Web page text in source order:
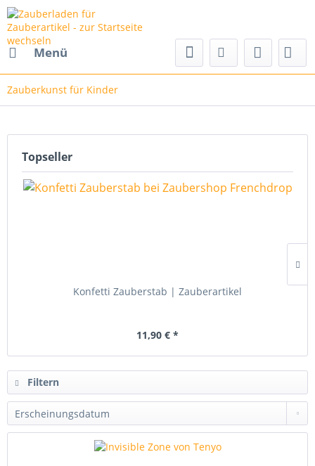
Menü
Zauberkunst für Kinder
Topseller
Konfetti Zauberstab | Zauberartikel
11,90 € *
Filtern